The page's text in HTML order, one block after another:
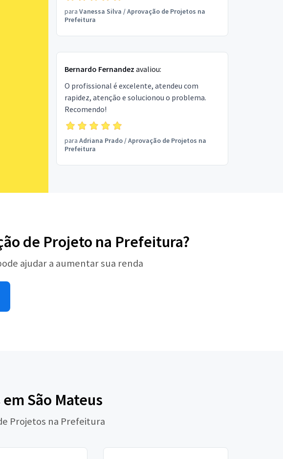
para Vanessa Silva /Aprovação de Projetos na
Prefeitura
Bernardo Fernandez avaliou:
O profissional é excelente, atendeu com
rapidez, atenção e solucionou o problema.
Recomendo!
para Adriana Prado/Aprovação de Projetos na
Prefeitura
de Projeto na Prefeitura?
ajudar a aumentar sua renda
São Mateus
Projetos na Prefeitura